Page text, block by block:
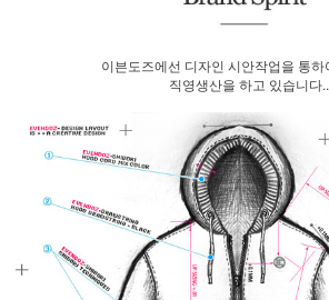
이븐도즈에선 디자인 시안작업을 통하
직영생산을 하고 있습니다..